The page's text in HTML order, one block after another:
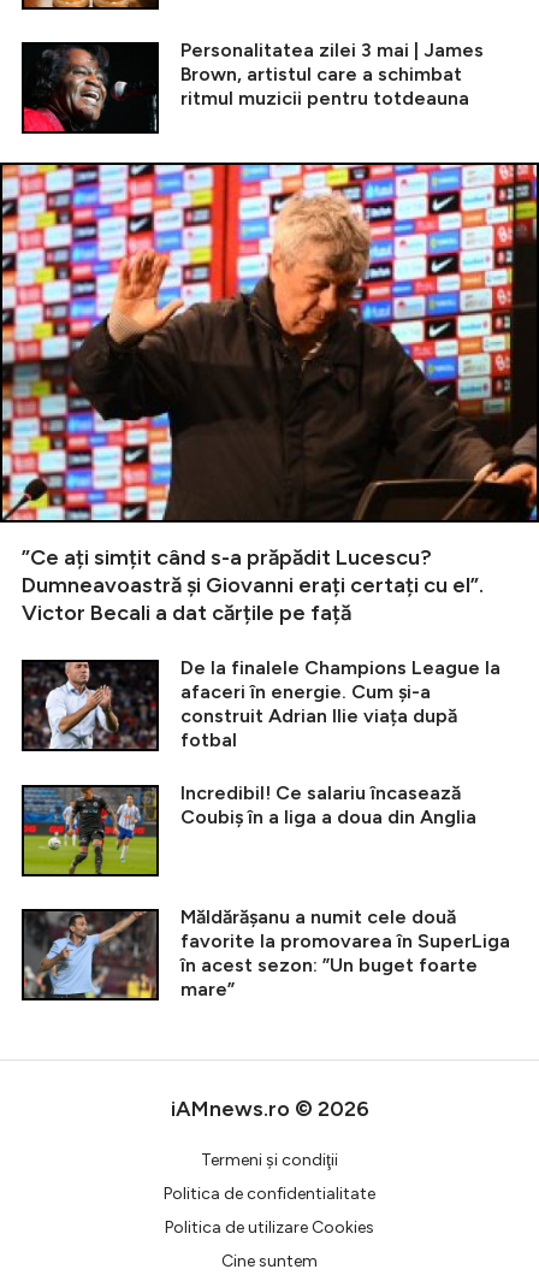
Personalitatea zilei 3 mai | James
Brown, artistul care a schimbat
ritmul muzicii pentru totdeauna
”Ce ați simțit când s-a prăpădit Lucescu?
Dumneavoastră și Giovanni erați certați cu el”.
Victor Becali a dat cărțile pe față
De la finalele Champions League la
afaceri în energie. Cum și-a
construit Adrian Ilie viața după
fotbal
Incredibil! Ce salariu încasează
Coubiș în a liga a doua din Anglia
Măldărășanu a numit cele două
favorite la promovarea în SuperLiga
în acest sezon: ”Un buget foarte
mare”
iAMnews.ro © 2026
Termeni şi condiţii
Politica de confidentialitate
Politica de utilizare Cookies
Cine suntem